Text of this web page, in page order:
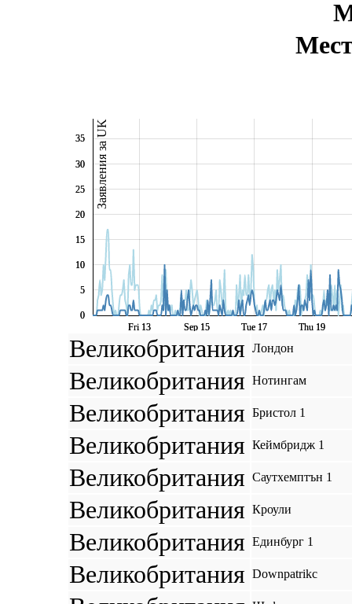
Fri 13 Sep 15 Tue 17 Thu 19
0
5
10
15
20
25
30
35 Заявления за UK
Fri 13 Sep 15 Tue 17 Thu 19
0
5
10
15
20
25
30
35
Великобритания Лондон
Великобритания Нотингам
Великобритания Бристол 1
Великобритания Кеймбридж 1
Великобритания Саутхемптън 1
Великобритания Кроули
Великобритания Единбург 1
Великобритания Downpatrikc